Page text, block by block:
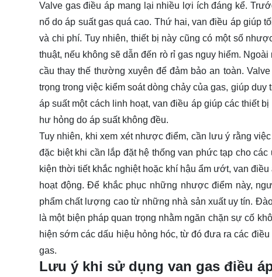
Valve gas điều áp mang lại nhiều lợi ích đáng kể.
nổ do áp suất gas quá cao. Thứ hai, van điều áp giúp
và chi phí. Tuy nhiên, thiết bị này cũng có một số
thuật, nếu không sẽ dẫn đến rò rỉ gas nguy hiểm.
cầu thay thế thường xuyên để đảm bảo an toàn.
trọng trong việc kiểm soát dòng chảy của gas, giúp
áp suất một cách linh hoạt, van điều áp giúp các thiết
hư hỏng do áp suất không đều.
Tuy nhiên, khi xem xét nhược điểm, cần lưu ý rằng
đặc biệt khi cần lắp đặt hệ thống van phức tạp cho
kiện thời tiết khắc nghiệt hoặc khí hậu ẩm ướt, van
hoạt động. Để khắc phục những nhược điểm này,
phẩm chất lượng cao từ những nhà sản xuất uy tín.
là một biện pháp quan trọng nhằm ngăn chặn sự cố
hiện sớm các dấu hiệu hỏng hóc, từ đó đưa ra các
gas.
Lưu ý khi sử dụng van gas điều